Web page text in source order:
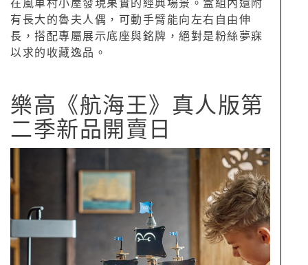
在風車村小屋發現果實的經典場景。盒組內還附
有長大的魯夫人偶，可動手臂能向左右自由伸
長，搭配專屬展示底座與銘牌，絕對是粉絲夢寐
以求的收藏逸品。
樂高《航海王》真人版第
二季新品開賣日